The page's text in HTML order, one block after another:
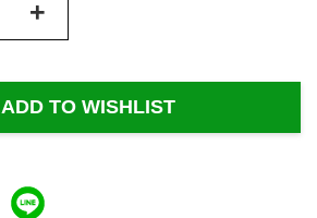
+
ADD TO WISHLIST